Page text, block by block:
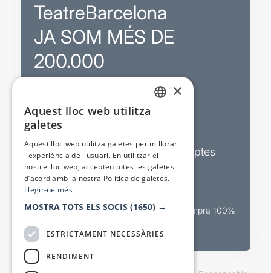
TeatreBarcelona
JA SOM MÉS DE
200.000
Sortejos exclusius
Butlletins d’actualitat i descomptes
Valora espectacles
Canal oficial de venda teatral Compra 100%
×
Aquest lloc web utilitza
galetes
Aquest lloc web utilitza galetes per millorar
l'experiència de l'usuari. En utilitzar el
nostre lloc web, accepteu totes les galetes
d’acord amb la nostra Política de galetes.
Llegir-ne més
MOSTRA TOTS ELS SOCIS (1650) →
ESTRICTAMENT NECESSÀRIES
RENDIMENT